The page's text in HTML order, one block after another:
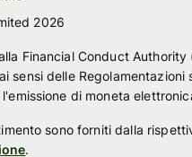
2026
Financial Conduct Authority
sensi delle Regolamentazioni
di moneta
sono forniti dalla
.